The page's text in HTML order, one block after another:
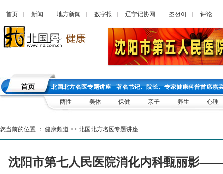
首页 新闻 地方新闻 数字报 辽宁记协网 조선어 评论
首页 北国北方名医专题讲座 著名书记、院长、专家健康科普首席嘉
两性 美体 保健 亲子 养生 心理
您当前的位置 ： 健康频道 >> 北国北方名医专题讲座
沈阳市第七人民医院消化内科甄丽影